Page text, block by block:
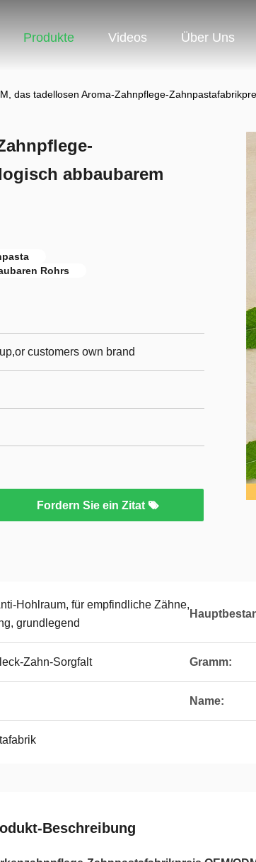
Produkte Videos Über Uns
das tadellosen Aroma-Zahnpflege-
abbaubarem
Rohrs
customers own brand
Fordern Sie ein Zitat
Hohlraum, für empfindliche Zähne,
grundlegend
Zahn-Sorgfalt Gramm:
Name:
Beschreibung